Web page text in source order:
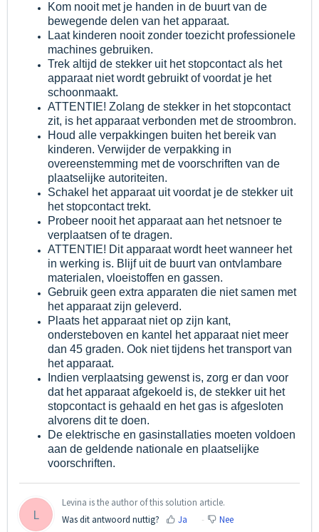
Kom nooit met je handen in de buurt van de
bewegende delen van het apparaat.
Laat kinderen nooit zonder toezicht professionele
machines gebruiken.
Trek altijd de stekker uit het stopcontact als het
apparaat niet wordt gebruikt of voordat je het
schoonmaakt.
ATTENTIE! Zolang de stekker in het stopcontact
zit, is het apparaat verbonden met de stroombron.
Houd alle verpakkingen buiten het bereik van
kinderen. Verwijder de verpakking in
overeenstemming met de voorschriften van de
plaatselijke autoriteiten.
Schakel het apparaat uit voordat je de stekker uit
het stopcontact trekt.
Probeer nooit het apparaat aan het netsnoer te
verplaatsen of te dragen.
ATTENTIE! Dit apparaat wordt heet wanneer het
in werking is. Blijf uit de buurt van ontvlambare
materialen, vloeistoffen en gassen.
Gebruik geen extra apparaten die niet samen met
het apparaat zijn geleverd.
Plaats het apparaat niet op zijn kant,
ondersteboven en kantel het apparaat niet meer
dan 45 graden. Ook niet tijdens het transport van
het apparaat.
Indien verplaatsing gewenst is, zorg er dan voor
dat het apparaat afgekoeld is, de stekker uit het
stopcontact is gehaald en het gas is afgesloten
alvorens dit te doen.
De elektrische en gasinstallaties moeten voldoen
aan de geldende nationale en plaatselijke
voorschriften.
L
Levina is the author of this solution article.
Was dit antwoord nuttig?
Ja Nee